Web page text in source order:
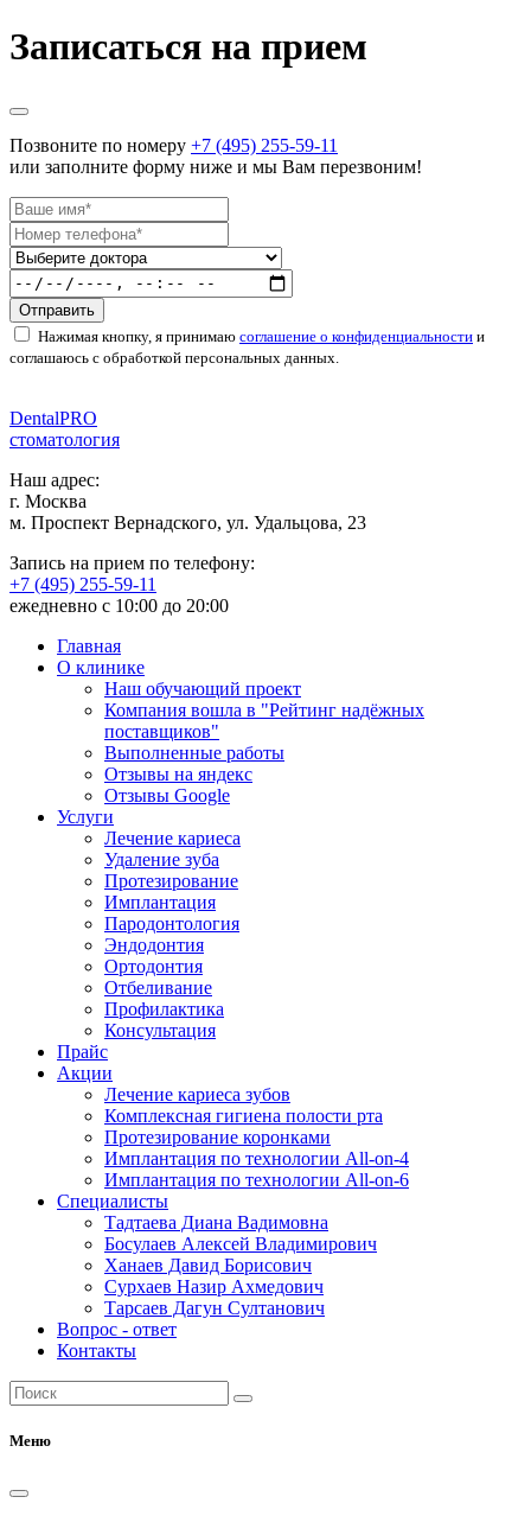
Записаться на прием
Позвоните по номеру +7 (495) 255-59-11
или заполните форму ниже и мы Вам перезвоним!
Отправить
Нажимая кнопку, я принимаю соглашение о конфиденциальности и
соглашаюсь с обработкой персональных данных.
DentalPRO
стоматология
Наш адрес:
г. Москва
м. Проспект Вернадского, ул. Удальцова, 23
Запись на прием по телефону:
+7 (495) 255-59-11
ежедневно с 10:00 до 20:00
Главная
О клинике
Наш обучающий проект
Компания вошла в "Рейтинг надёжных
поставщиков"
Выполненные работы
Отзывы на яндекс
Отзывы Google
Услуги
Лечение кариеса
Удаление зуба
Протезирование
Имплантация
Пародонтология
Эндодонтия
Ортодонтия
Отбеливание
Профилактика
Консультация
Прайс
Акции
Лечение кариеса зубов
Комплексная гигиена полости рта
Протезирование коронками
Имплантация по технологии All-on-4
Имплантация по технологии All-on-6
Специалисты
Тадтаева Диана Вадимовна
Босулаев Алексей Владимирович
Ханаев Давид Борисович
Сурхаев Назир Ахмедович
Тарсаев Дагун Султанович
Вопрос - ответ
Контакты
Меню